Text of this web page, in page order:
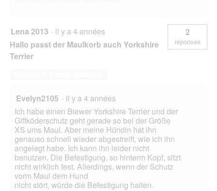
Lena 2013 · il y a 4 années
Hallo passt der Maulkorb auch Yorkshire
Terrier
2
réponses
Evelyn2105 · il y a 4 années
Ich habe einen Biewer Yorkshire Terrier und der
Giftköderschutz geht gerade so bei der Größe
XS ums Maul. Aber meine Hündin hat ihn
genauso schnell wieder abgestreift, wie ich ihn
angelegt habe. Ich kann ihn leider nicht
benutzen. Die Befestigung, so hinterm Kopf, sitzt
nicht wirklich fest. Allerdings, wenn der Schutz
vorm Maul dem Hund
nicht stört, würde die Befestigung halten.